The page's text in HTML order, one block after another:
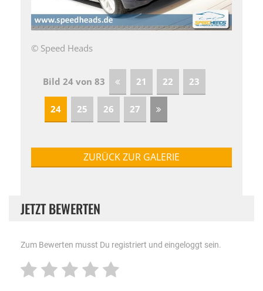
© Speed Heads
Bild 24 von 83 21 22 23
24 25 26 27
ZURÜCK ZUR GALERIE
JETZT BEWERTEN
Zum Bewerten musst Du registriert und eingeloggt sein.